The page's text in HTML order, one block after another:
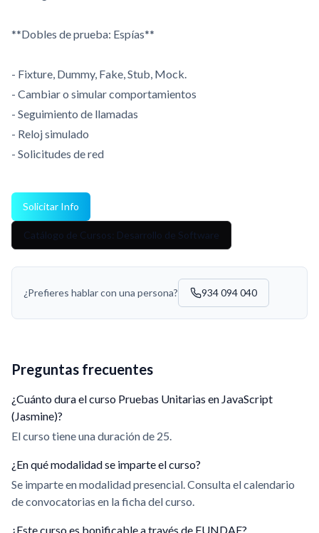
**Dobles de prueba: Espías**
- Fixture, Dummy, Fake, Stub, Mock.
- Cambiar o simular comportamientos
- Seguimiento de llamadas
- Reloj simulado
- Solicitudes de red
Solicitar Info
Catálogo de Cursos: Desarrollo de Software
¿Prefieres hablar con una persona? 934 094 040
Preguntas frecuentes
¿Cuánto dura el curso Pruebas Unitarias en JavaScript
(Jasmine)?
El curso tiene una duración de 25.
¿En qué modalidad se imparte el curso?
Se imparte en modalidad presencial. Consulta el calendario
de convocatorias en la ficha del curso.
¿Este curso es bonificable a través de FUNDAE?